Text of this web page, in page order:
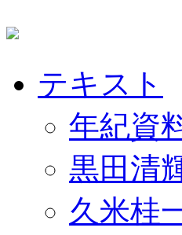
テキスト
年紀資
黒田清
久米桂